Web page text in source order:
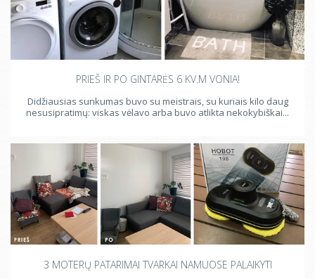
PRIEŠ IR PO GINTARĖS 6 KV.M VONIA!
Didžiausias sunkumas buvo su meistrais, su kuriais kilo daug
nesusipratimų: viskas vėlavo arba buvo atlikta nekokybiškai...
3 MOTERŲ PATARIMAI TVARKAI NAMUOSE PALAIKYTI